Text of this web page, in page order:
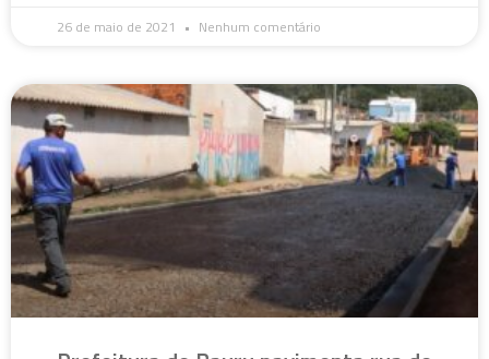
26 de maio de 2021 Nenhum comentário